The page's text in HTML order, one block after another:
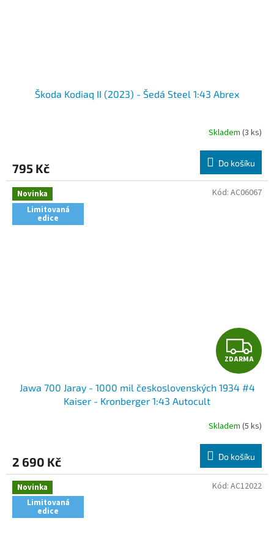
Škoda Kodiaq II (2023) - Šedá Steel 1:43 Abrex
Skladem (3 ks)
795 Kč Do košíku
Novinka
Limitovaná
edice
Z
D
A
R
M
A
ZDARMA
Jawa 700 Jaray - 1000 mil československých 1934 #4
Kaiser - Kronberger 1:43 Autocult
Skladem (5 ks)
2 690 Kč Do košíku
Kód: AC06067
Novinka
Limitovaná
edice
Kód: AC12022